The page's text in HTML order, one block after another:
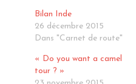
Bilan Inde
26 décembre 2015
Dans "Carnet de route"
« Do you want a camel
tour ? »